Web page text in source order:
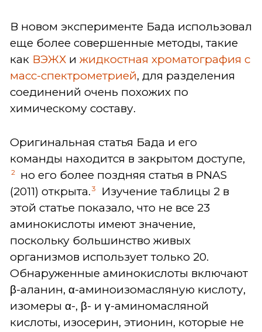
В новом эксперименте Бада использовал
еще более совершенные методы, такие
как ВЭЖХ и жидкостная хроматография с
масс-спектрометрией, для разделения
соединений очень похожих по
химическому составу.
Оригинальная статья Бада и его
команды находится в закрытом доступе,
2
но его более поздняя статья в PNAS
(2011) открыта. 3
Изучение таблицы 2 в
этой статье показало, что не все 23
аминокислоты имеют значение,
поскольку большинство живых
организмов использует только 20.
Обнаруженные аминокислоты включают
β-аланин, α-аминоизомасляную кислоту,
изомеры α-, β- и γ-аминомасляной
кислоты, изосерин, этионин, которые не